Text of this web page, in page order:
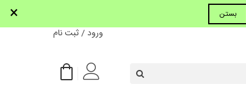
بستن ×
ورود / ثبت نام